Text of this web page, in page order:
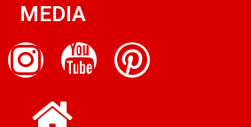
MEDIA